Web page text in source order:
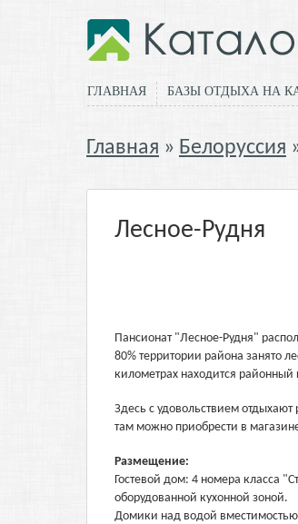
ГЛАВНАЯ БАЗЫ ОТДЫХА НА
Главная Белоруссия
Лесное-Рудня
Пансионат "Лесное-Рудня"
80% территории района занято
километрах находится
Здесь с удовольствием
там можно приобрести в
Размещение:
Гостевой дом: 4 номера класса
оборудованной кухонной зоной.
Домики над водой